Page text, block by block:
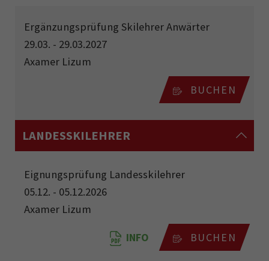
Ergänzungsprüfung Skilehrer Anwärter
29.03. - 29.03.2027
Axamer Lizum
BUCHEN
LANDESSKILEHRER
Eignungsprüfung Landesskilehrer
05.12. - 05.12.2026
Axamer Lizum
INFO BUCHEN